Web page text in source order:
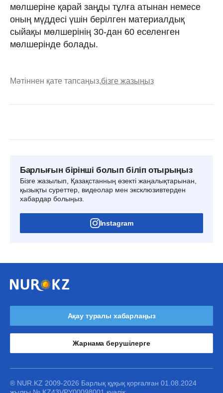
мөлшеріне қарай заңды тұлға атынан немесе
оның мүддесі үшін берілген материалдық
сыйақы мөлшерінің 30-дан 60 еселенген
мөлшерінде болады.
Мәтіннен қате тапсаңыз,бізге жазыңыз
Барлығын бірінші болып біліп отырыңыз
Бізге жазылып, Қазақстанның өзекті жаңалықтарынан,
қызықты суреттер, видеолар мен эксклюзивтерден
хабардар болыңыз.
Instagram
Ақау туралы хабарлаңыз
Жарнама берушілерге
® NUR.KZ 2009-2026 Барлық құқық қорғалған 01.08.2024